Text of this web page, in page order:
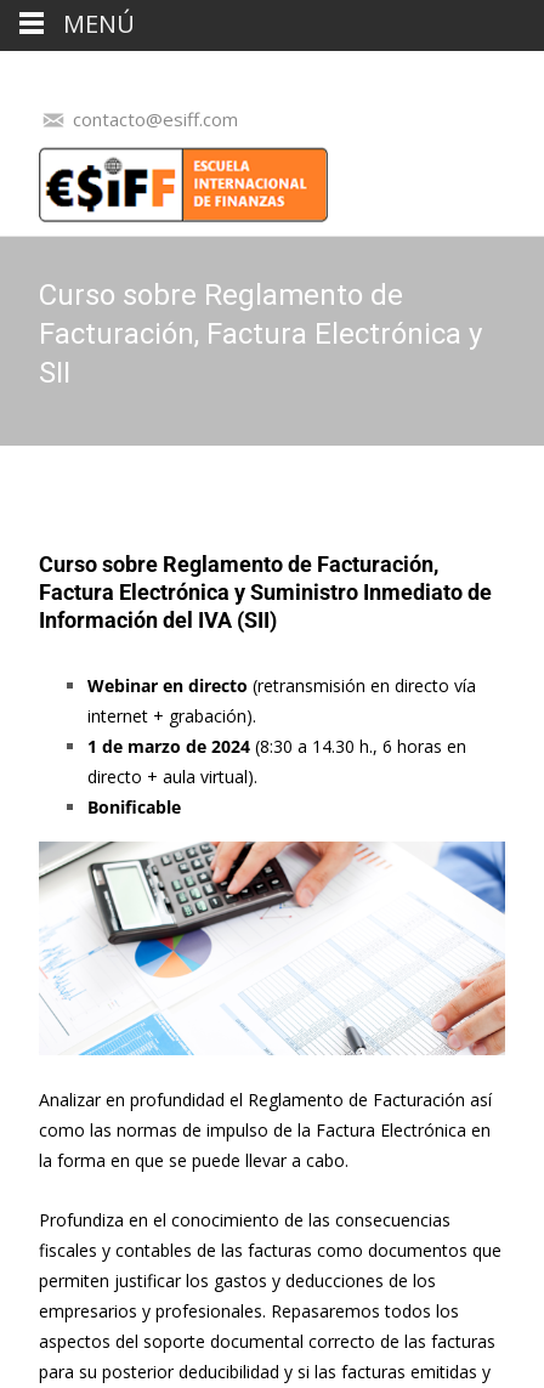
contacto@esiff.com
Curso sobre Reglamento de
Facturación, Factura Electrónica y
SII
Curso sobre Reglamento de Facturación,
Factura Electrónica y Suministro Inmediato de
Información del IVA (SII)
Webinar en directo (retransmisión en directo vía
internet + grabación).
1 de marzo de 2024 (8:30 a 14.30 h., 6 horas en
directo + aula virtual).
Bonificable
Analizar en profundidad el Reglamento de Facturación así
como las normas de impulso de la Factura Electrónica en
la forma en que se puede llevar a cabo.
Profundiza en el conocimiento de las consecuencias
fiscales y contables de las facturas como documentos que
permiten justificar los gastos y deducciones de los
empresarios y profesionales. Repasaremos todos los
aspectos del soporte documental correcto de las facturas
para su posterior deducibilidad y si las facturas emitidas y
MENÚ